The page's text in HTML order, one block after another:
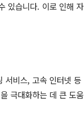
있습니다. 이로 인해 자
서비스, 고속 인터넷 등
극대화하는 데 큰 도움